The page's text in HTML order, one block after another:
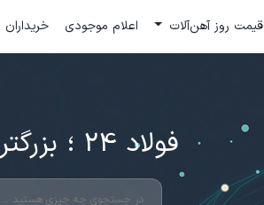
قیمت روز آهن‌آلات اعلام موجودی خریداران
فولاد 24 ؛ بزرگترین مرکز تجارت آنلاین فلزات